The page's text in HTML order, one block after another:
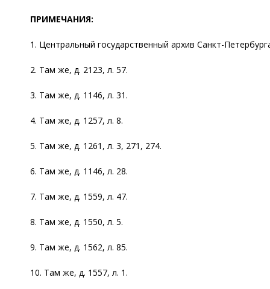
ПРИМЕЧАНИЯ:
1. Центральный государственный архив Санкт-
2. Там же, д. 2123, л. 57.
3. Там же, д. 1146, л. 31.
4. Там же, д. 1257, л. 8.
5. Там же, д. 1261, л. 3, 271, 274.
6. Там же, д. 1146, л. 28.
7. Там же, д. 1559, л. 47.
8. Там же, д. 1550, л. 5.
9. Там же, д. 1562, л. 85.
10. Там же, д. 1557, л. 1.